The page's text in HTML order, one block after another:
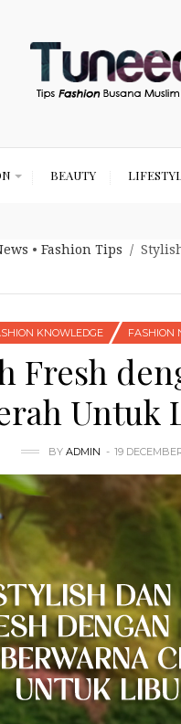
BEAUTY
• Fashion Tips /
KNOWLEDGE FASHION
Fresh
Untuk
BY ADMIN 19